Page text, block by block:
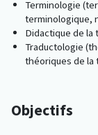
Terminologie
terminologique,
Didactique de
Traductologie
théoriques de la
Objectifs